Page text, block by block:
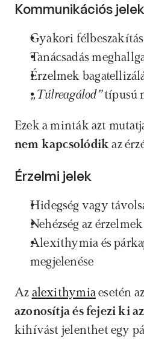
Kommunikációs jelek
Gyakori félbeszakítás
Tanácsadás
Érzelmek
„Túlreagálod” típusú
nem kapcsolódik az
Érzelmi jelek
Hidegség vagy
Nehézség az
Alexithymia és
megjelenése
Az alexithymia esetén
azonosítja és fejezi ki
kihívást jelenthet egy